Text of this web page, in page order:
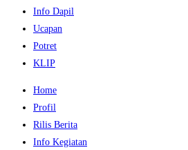
Info Dapil
Ucapan
Potret
KLIP
Home
Profil
Rilis Berita
Info Kegiatan